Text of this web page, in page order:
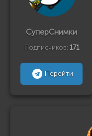
СуперСнимки
Подписчиков: 171
Перейти